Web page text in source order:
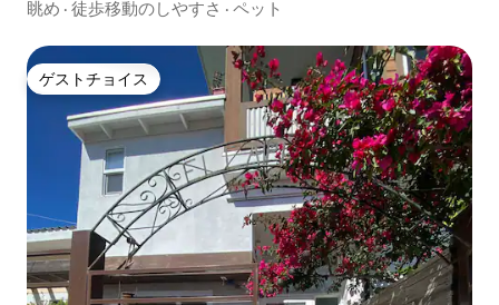
ンセナダ
眺め · 徒歩移動のしやすさ · ペット
ゲストチョイス
ゲストチョイス